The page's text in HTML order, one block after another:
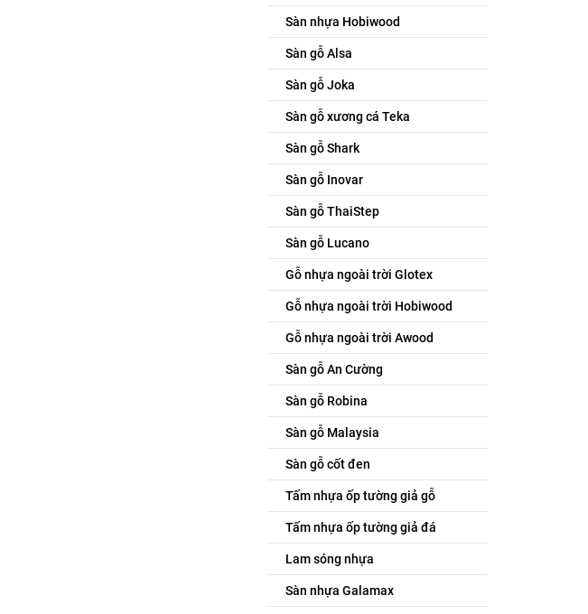
Sàn nhựa Hobiwood
Sàn gỗ Alsa
Sàn gỗ Joka
Sàn gỗ xương cá Teka
Sàn gỗ Shark
Sàn gỗ Inovar
Sàn gỗ ThaiStep
Sàn gỗ Lucano
Gỗ nhựa ngoài trời Glotex
Gỗ nhựa ngoài trời Hobiwood
Gỗ nhựa ngoài trời Awood
Sàn gỗ An Cường
Sàn gỗ Robina
Sàn gỗ Malaysia
Sàn gỗ cốt đen
Tấm nhựa ốp tường giả gỗ
Tấm nhựa ốp tường giả đá
Lam sóng nhựa
Sàn nhựa Galamax